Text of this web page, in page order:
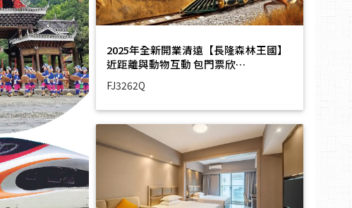
2025年全新開業清遠【長隆森林王國】
近距離與動物互動 包門票欣…
FJ3262Q